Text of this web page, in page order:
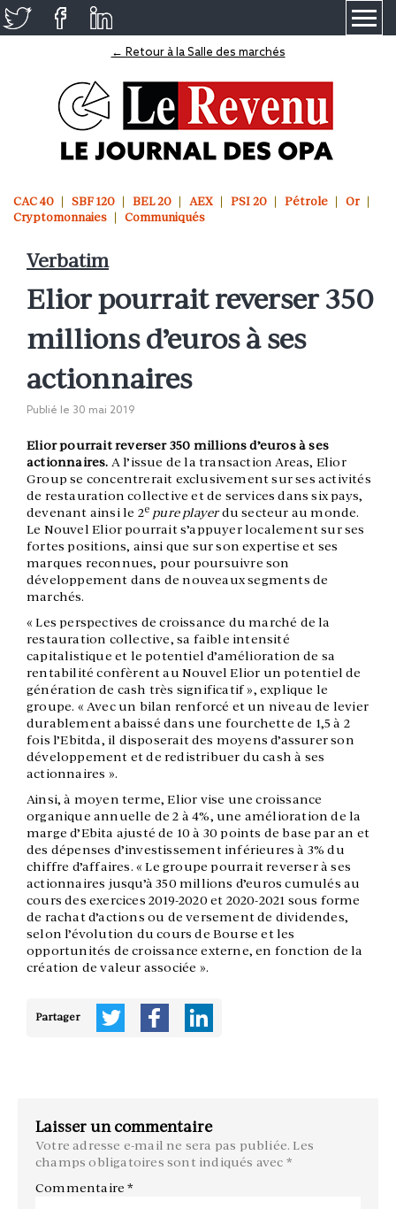
← Retour à la Salle des marchés
CAC 40 SBF 120 BEL 20 AEX PSI 20 Pétrole
Or
Cryptomonnaies
Communiqués
Verbatim
Elior pourrait reverser 350
millions d’euros à ses
actionnaires
Publié le 30 mai 2019
Elior pourrait reverser 350 millions d’euros à ses
actionnaires. A l’issue de la transaction Areas, Elior
Group se concentrerait exclusivement sur ses activités
de restauration collective et de services dans six pays,
devenant ainsi le 2e pure playerdu secteur au monde.
Le Nouvel Elior pourrait s’appuyer localement sur ses
fortes positions, ainsi que sur son expertise et ses
marques reconnues, pour poursuivre son
développement dans de nouveaux segments de
marchés.
« Les perspectives de croissance du marché de la
restauration collective, sa faible intensité
capitalistique et le potentiel d’amélioration de sa
rentabilité confèrent au Nouvel Elior un potentiel de
génération de cash très significatif », explique le
groupe. « Avec un bilan renforcé et un niveau de levier
durablement abaissé dans une fourchette de 1,5 à 2
fois l’Ebitda, il disposerait des moyens d’assurer son
développement et de redistribuer du cash à ses
actionnaires ».
Ainsi, à moyen terme, Elior vise une croissance
organique annuelle de 2 à 4%, une amélioration de la
marge d’Ebita ajusté de 10 à 30 points de base par an et
des dépenses d’investissement inférieures à 3% du
chiffre d’affaires. « Le groupe pourrait reverser à ses
actionnaires jusqu’à 350 millions d’euros cumulés au
cours des exercices 2019-2020 et 2020-2021 sous forme
de rachat d’actions ou de versement de dividendes,
selon l’évolution du cours de Bourse et les
opportunités de croissance externe, en fonction de la
création de valeur associée ».
Partager
Laisser un commentaire
Votre adresse e-mail ne sera pas publiée. Les
champs obligatoires sont indiqués avec *
Commentaire*